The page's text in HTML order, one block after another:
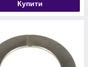
Купити